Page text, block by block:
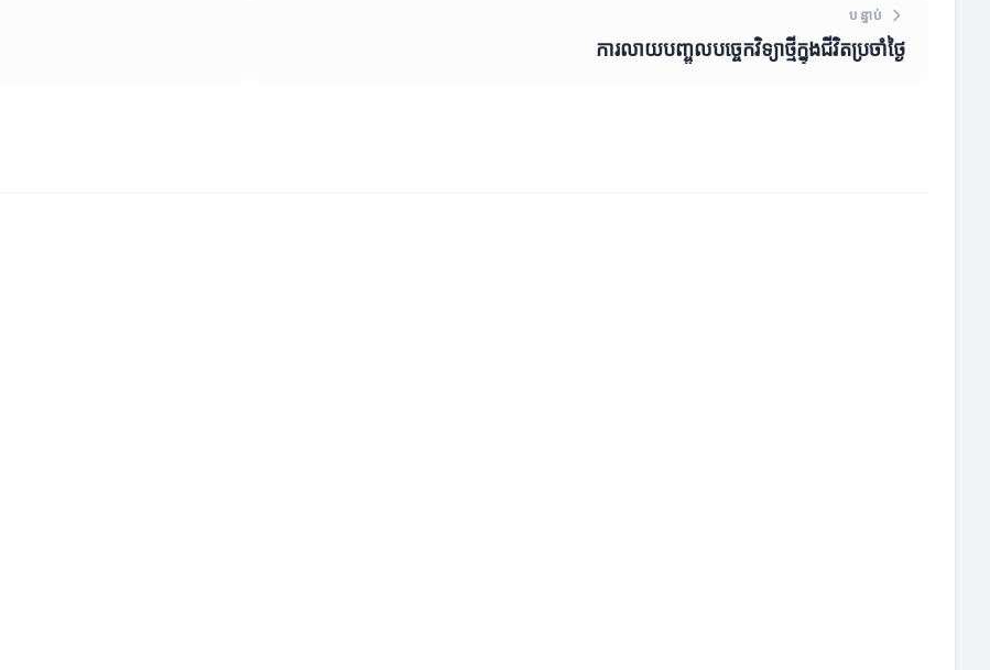
បន្ទាប់
ការលាយបញ្ចូលបច្ចេកវិទ្យាថ្មីក្នុងជីវិតប្រចាំថ្ងៃ